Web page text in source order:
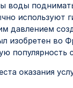
воды
давлением
изобретен во
популярность
оказания